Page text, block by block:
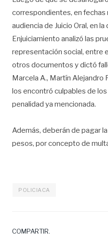
correspondientes, en fechas
audiencia de Juicio Oral, en la
Enjuiciamiento analizó las
representación social, entre
otros documentos y dictó
Marcela A., Martín Alejandro
los encontró culpables de
penalidad ya mencionada.
Además, deberán de pagar
pesos, por concepto de
POLICIACA
COMPARTIR.